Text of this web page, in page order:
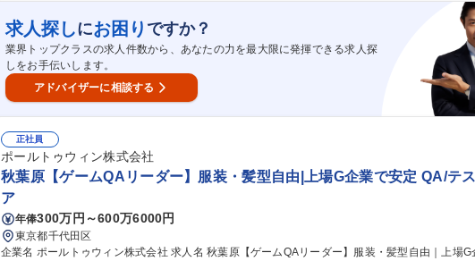
品質改善■営業・マーケティング部門との商品開発プロジェクト推進■有名飲食店・人気キャラク
商品の開発 募集職種 【津市/研究開発職】ベビースター等のロングセラー/配合から量産設計ま
求人探しにお困り ですか？
業界トップクラスの求人件数から、あなたの力を最大限に発揮できる求人探
しをお手伝いします。
アドバイザーに相談する
正社員
ポールトゥウィン株式会社
秋葉原【ゲームQAリーダー】服装・髪型自由|上場G企業で安定 QA/テ
ア
年俸300万円～600万6000円
東京都千代田区
企業名 ポールトゥウィン株式会社 求人名 秋葉原【ゲームQAリーダー】服装・髪型自由｜上場G企業で安定◎ 仕